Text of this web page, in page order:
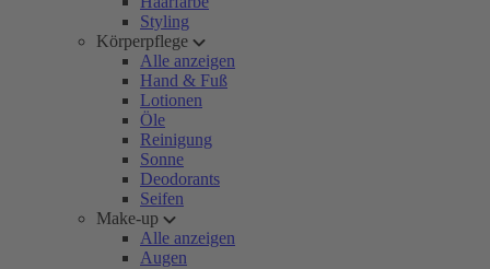
Styling
Körperpflege
Alle anzeigen
Hand & Fuß
Lotionen
Öle
Reinigung
Sonne
Deodorants
Seifen
Make-up
Alle anzeigen
Augen